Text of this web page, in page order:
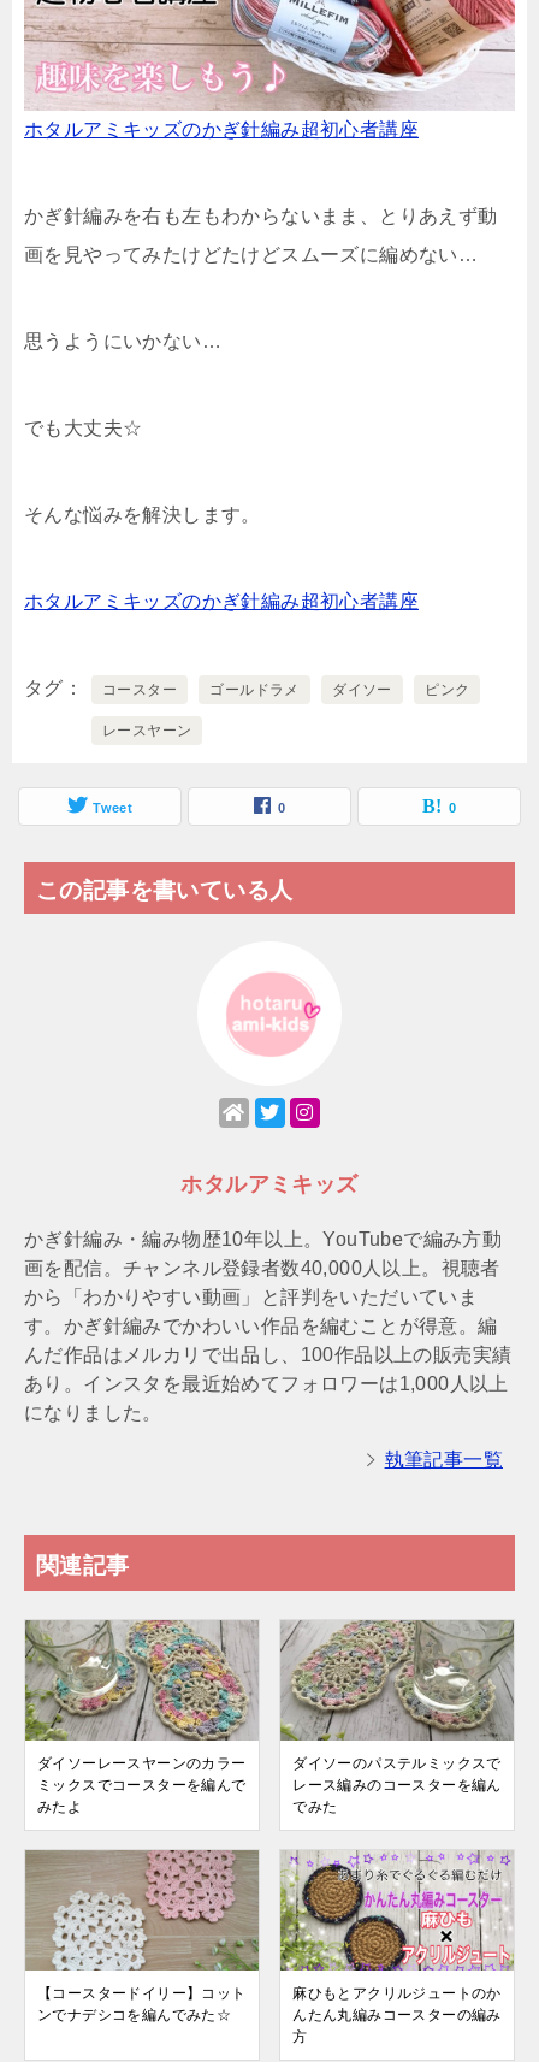
ホタルアミキッズのかぎ針編み超初心者講座
かぎ針編みを右も左もわからないまま、とりあえず動
画を見やってみたけどたけどスムーズに編めない…
思うようにいかない…
でも大丈夫☆
そんな悩みを解決します。
ホタルアミキッズのかぎ針編み超初心者講座
タグ コースター ゴールドラメ ダイソー ピンク
レースヤーン
Tweet 0 0
この記事を書いている人
ホタルアミキッズ
かぎ針編み・編み物歴10年以上。YouTubeで編み方動
画を配信。チャンネル登録者数40,000人以上。視聴者
から「わかりやすい動画」と評判をいただいていま
す。かぎ針編みでかわいい作品を編むことが得意。編
んだ作品はメルカリで出品し、100作品以上の販売実績
あり。インスタを最近始めてフォロワーは1,000人以上
になりました。
執筆記事一覧
関連記事
ダイソーレースヤーンのカラー
ミックスでコースターを編んで
みたよ
ダイソーのパステルミックスで
レース編みのコースターを編ん
でみた
【コースタードイリー】コット
ンでナデシコを編んでみた☆
麻ひもとアクリルジュートのか
んたん丸編みコースターの編み
方